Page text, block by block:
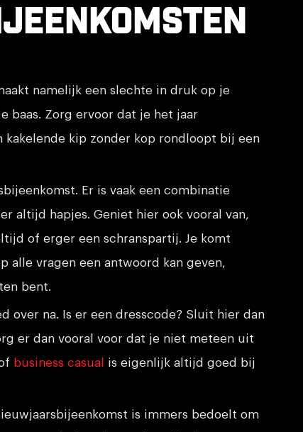
namelijk een slechte in druk op je
baas. Zorg ervoor dat je het jaar
kakelende kip zonder kop rondloopt bij een
Er is vaak een combinatie
altijd hapjes. Geniet hier ook vooral van,
of erger een schranspartij. Je komt
alle vragen een antwoord kan geven,
bent.
over na. Is er een dresscode? Sluit hier dan
er dan vooral voor dat je niet meteen uit
business casual
is eigenlijk altijd goed bij
is immers bedoelt om